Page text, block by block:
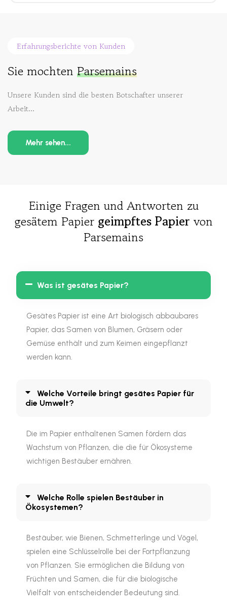
Erfahrungsberichte von Kunden
Sie mochten Parsemains
Unsere Kunden sind die besten Botschafter unserer
Arbeit...
Mehr sehen...
Einige Fragen und Antworten zu
gesätem Papier geimpftes Papier von
Parsemains
Was ist gesätes Papier?
Gesätes Papier ist eine Art biologisch abbaubares
Papier, das Samen von Blumen, Gräsern oder
Gemüse enthält und zum Keimen eingepflanzt
werden kann.
Welche Vorteile bringt gesätes Papier für
die Umwelt?
Die im Papier enthaltenen Samen fördern das
Wachstum von Pflanzen, die die für Ökosysteme
wichtigen Bestäuber ernähren.
Welche Rolle spielen Bestäuber in
Ökosystemen?
Bestäuber, wie Bienen, Schmetterlinge und Vögel,
spielen eine Schlüsselrolle bei der Fortpflanzung
von Pflanzen. Sie ermöglichen die Bildung von
Früchten und Samen, die für die biologische
Vielfalt von entscheidender Bedeutung sind.